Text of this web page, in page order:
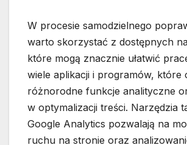
W procesie samodzielnego
warto skorzystać z dostępnych
które mogą znacznie ułatwić
wiele aplikacji i programów, które
różnorodne funkcje analityczne
w optymalizacji treści. Narzędzia
Google Analytics pozwalają na
ruchu na stronie oraz